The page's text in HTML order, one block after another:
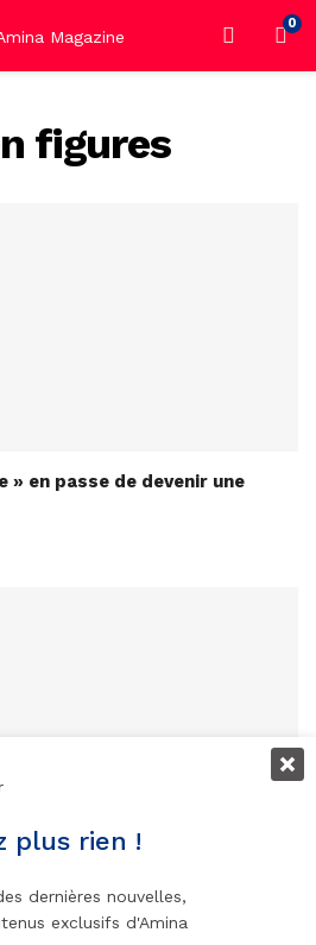
0
figures
» en passe de devenir une
ou le parcours exceptionnel
à la Nasa
plus rien !
dernières nouvelles,
exclusifs d'Amina